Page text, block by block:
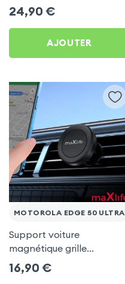
24,90 €
AJOUTER
MOTOROLA EDGE 50 ULTRA
Support voiture
magnétique grille
d'aération - maXlife pour
Motorola Edge 50 Ultra
16,90 €